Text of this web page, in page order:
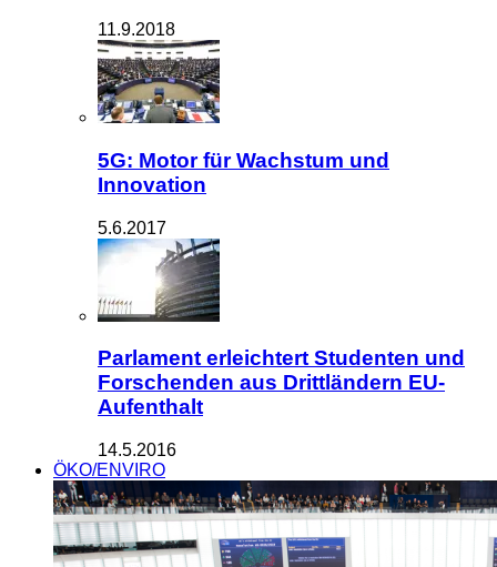
11.9.2018
5G: Motor für Wachstum und
Innovation
5.6.2017
Parlament erleichtert Studenten und
Forschenden aus Drittländern EU-
Aufenthalt
14.5.2016
ÖKO/ENVIRO